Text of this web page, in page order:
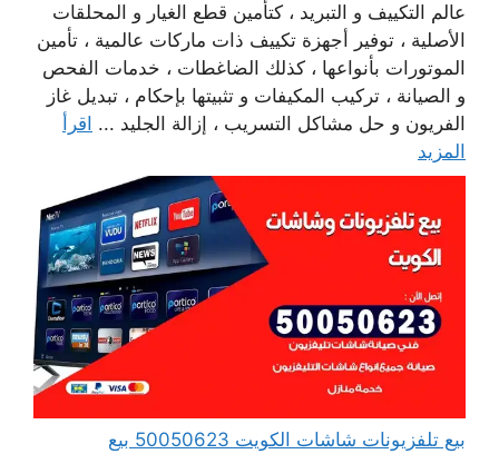
عالم التكييف و التبريد ، كتأمين قطع الغيار و المحلقات
الأصلية ، توفير أجهزة تكييف ذات ماركات عالمية ، تأمين
الموتورات بأنواعها ، كذلك الضاغطات ، خدمات الفحص
و الصيانة ، تركيب المكيفات و تثبيتها بإحكام ، تبديل غاز
الفريون و حل مشاكل التسريب ، إزالة الجليد ... اقرأ
المزيد
بيع تلفزيونات شاشات الكويت 50050623 بيع